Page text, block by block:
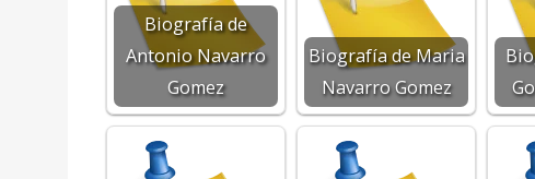
Biografía de
Antonio Navarro
Gomez
Biografía de Maria
Navarro Gomez